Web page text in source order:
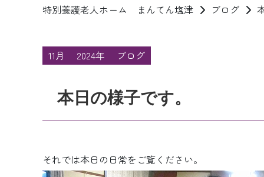
特別養護老人ホーム まんてん塩津 ブログ
11月 2024年 ブログ
本日の様子です。
それでは本日の日常をご覧ください。